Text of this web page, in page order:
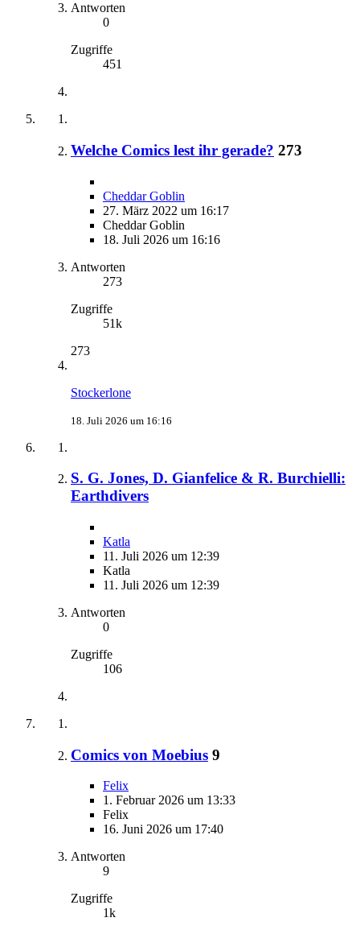
Antworten
0
Zugriffe
451
Welche Comics lest ihr gerade? 273
Cheddar Goblin
27. März 2022 um 16:17
Cheddar Goblin
18. Juli 2026 um 16:16
Antworten
273
Zugriffe
51k
273
Stockerlone
18. Juli 2026 um 16:16
S. G. Jones, D. Gianfelice & R. Burchielli:
Earthdivers
Katla
11. Juli 2026 um 12:39
Katla
11. Juli 2026 um 12:39
Antworten
0
Zugriffe
106
Comics von Moebius 9
Felix
1. Februar 2026 um 13:33
Felix
16. Juni 2026 um 17:40
Antworten
9
Zugriffe
1k